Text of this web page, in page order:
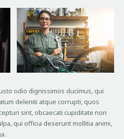
odio dignissimos ducimus, qui
deleniti atque corrupti, quos
sint, obcaecati cupiditate non
qui officia deserunt mollitia animi,